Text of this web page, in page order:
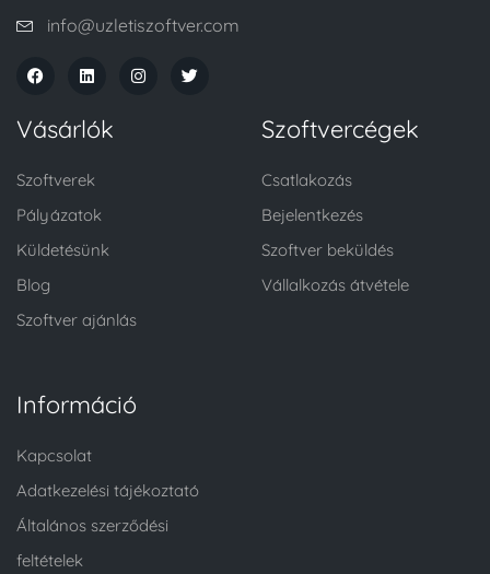
info@uzletiszoftver.com
Vásárlók
Szoftverek
Pályázatok
Küldetésünk
Blog
Szoftver ajánlás
Szoftvercégek
Csatlakozás
Bejelentkezés
Szoftver beküldés
Vállalkozás átvétele
Információ
Kapcsolat
Adatkezelési tájékoztató
Általános szerződési
feltételek